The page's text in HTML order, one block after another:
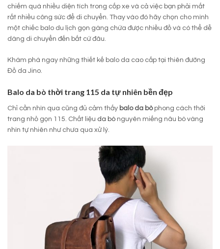
chiếm quá nhiều diện tích trong cốp xe và cả việc bạn phải mất
rất nhiều công sức để di chuyển. Thay vào đó hãy chọn cho mình
một chiếc balo du lịch gọn gàng chứa được nhiều đồ và có thể dễ
dàng di chuyển đến bất cứ đâu.
Khám phá ngay những thiết kế balo da cao cấp tại thiên đường
Đồ da Jino.
Balo da bò thời trang 115 da tự nhiên bền đẹp
Chỉ cần nhìn qua cũng đủ cảm thấy balo da bòphong cách thời
trang nhỏ gọn 115. Chất liệu da bò nguyên miếng nâu bò vàng
nhìn tự nhiên như chưa qua xử lý.